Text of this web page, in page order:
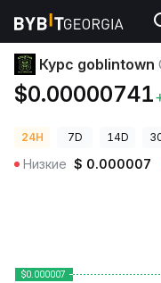
Цены криптовалют
Курс goblintown
$0.00000741
24H 7D 14D
Низкие $ 0.000007